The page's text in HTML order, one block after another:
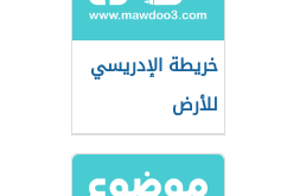
خريطة الإدريسي
للأرض